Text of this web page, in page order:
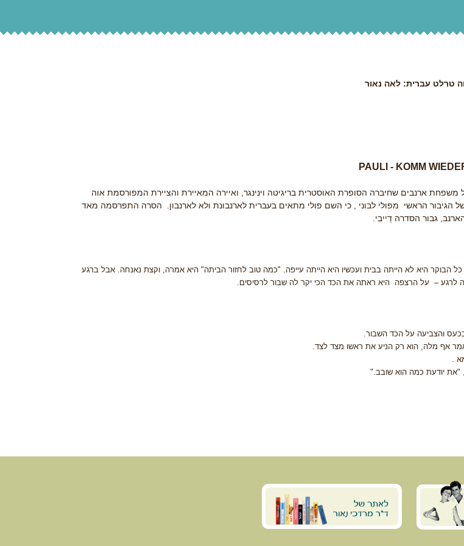
טרלט עברית: לאה נאור
PAULI - KOMM
ארנבים שחיברה הסופרת האוסטרית בריגיטה וינינגר, ואיירה המאיירת והציירת המפורסמת אוה
הגיבור הראשי מפולי לבוני , כי השם פולי מתאים בעברית לארנבונת ולא לארנבון. הסרה התפרסמה מאד
גבור הסדרה דֵייבִי.
הבוקר היא לא הייתה בבית ועכשיו היא הייתה עייפה. "כמה טוב לחזור הביתה" היא אמרה, וקצת נאנחה. אבל ברגע
לרגע – על הרצפה היא ראתה את הכד הכי יקר לה שבור לרסיסים.
והצביעה על הכד השבור.
אף מלה, הוא רק הניע את ראשו מצד לצד.
.
"את יודעת כמה הוא שובב."